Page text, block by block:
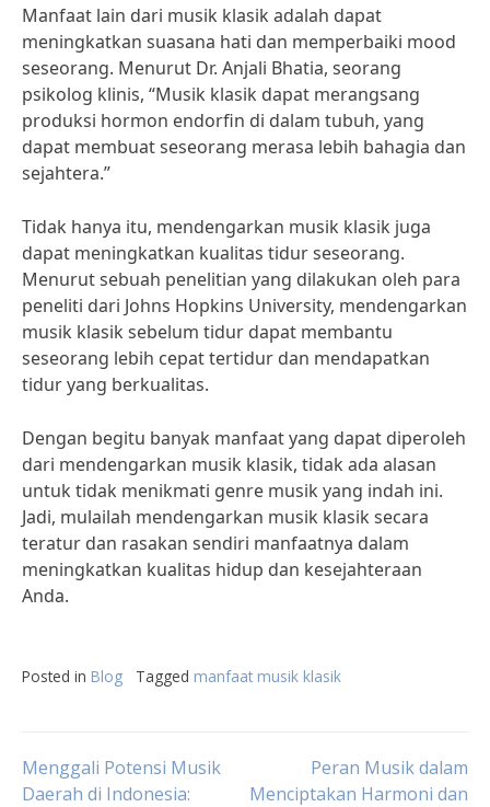
Manfaat lain dari musik klasik adalah dapat
meningkatkan suasana hati dan memperbaiki mood
seseorang. Menurut Dr. Anjali Bhatia, seorang
psikolog klinis, “Musik klasik dapat merangsang
produksi hormon endorfin di dalam tubuh, yang
dapat membuat seseorang merasa lebih bahagia dan
sejahtera.”
Tidak hanya itu, mendengarkan musik klasik juga
dapat meningkatkan kualitas tidur seseorang.
Menurut sebuah penelitian yang dilakukan oleh para
peneliti dari Johns Hopkins University, mendengarkan
musik klasik sebelum tidur dapat membantu
seseorang lebih cepat tertidur dan mendapatkan
tidur yang berkualitas.
Dengan begitu banyak manfaat yang dapat diperoleh
dari mendengarkan musik klasik, tidak ada alasan
untuk tidak menikmati genre musik yang indah ini.
Jadi, mulailah mendengarkan musik klasik secara
teratur dan rasakan sendiri manfaatnya dalam
meningkatkan kualitas hidup dan kesejahteraan
Anda.
Posted in Blog Tagged manfaat musik klasik
Post
Menggali Potensi Musik
Daerah di Indonesia:
Peran Musik dalam
Menciptakan Harmoni dan